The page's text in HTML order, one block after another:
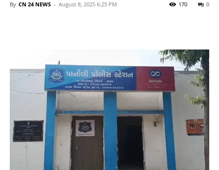
By CN 24 NEWS - August 8, 2025 6:25 PM 0
170